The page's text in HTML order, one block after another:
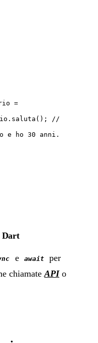
=
//
e ho 30 anni.
Dart
e await
per
chiamate APIo